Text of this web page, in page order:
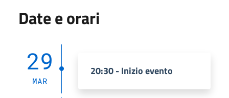
Date e orari
29
MAR
20:30 - Inizio evento